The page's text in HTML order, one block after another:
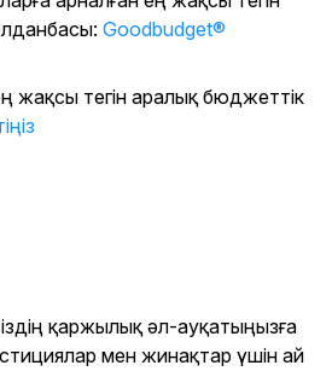
Goodbudget®
жақсы тегін аралық бюджеттік
қаржылық әл-ауқатыңызға
мен жинақтар үшін ай